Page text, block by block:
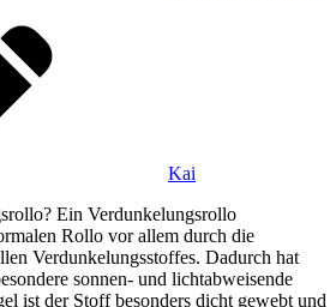
Kai
Ein Verdunkelungsrollo
Rollo vor allem durch die
Verdunkelungsstoffes. Dadurch hat
sonnen- und lichtabweisende
ist der Stoff besonders dicht gewebt und